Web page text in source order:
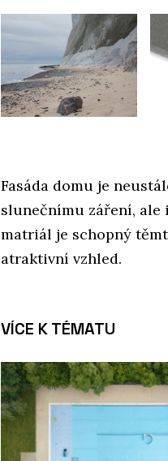
Fasáda domu je
slunečnímu záření, ale
matriál je schopný
atraktivní vzhled.
VÍCE K TÉMATU